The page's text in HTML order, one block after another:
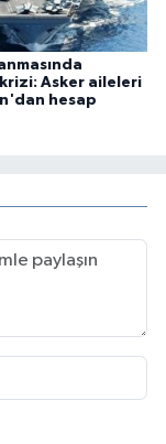
Asker aileleri
hesap